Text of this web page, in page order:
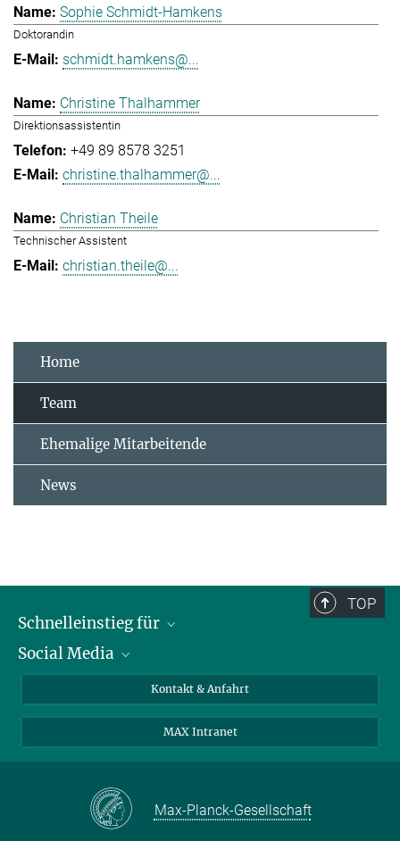
Sophie Schmidt-Hamkens
Doktorandin
schmidt.hamkens@...
Christine Thalhammer
Direktionsassistentin
+49 89 8578 3251
christine.thalhammer@...
Christian Theile
Technischer Assistent
christian.theile@...
Home
Team
Ehemalige Mitarbeitende
News
TOP
Schnelleinstieg für
Journalist*innen
Bewerbende
Schüler*innen und Lehrkräfte
Social Media
Instagram
LinkedIn
Facebook
Kontakt & Anfahrt
MAX Intranet
Max-Planck-Gesellschaft